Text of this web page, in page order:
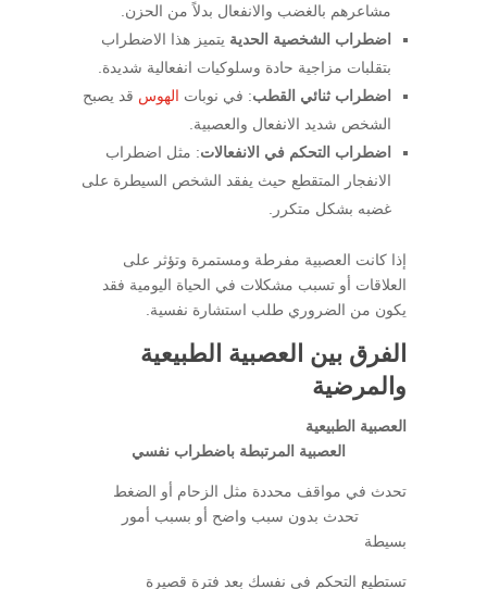
مشاعرهم بالغضب والانفعال بدلاً من الحزن.
اضطراب الشخصية الحدية يتميز هذا الاضطراب
بتقلبات مزاجية حادة وسلوكيات انفعالية شديدة.
اضطراب ثنائي القطب: في نوبات الهوس قد يصبح
الشخص شديد الانفعال والعصبية.
اضطراب التحكم في الانفعالات: مثل اضطراب
الانفجار المتقطع حيث يفقد الشخص السيطرة على
غضبه بشكل متكرر.
إذا كانت العصبية مفرطة ومستمرة وتؤثر على
العلاقات أو تسبب مشكلات في الحياة اليومية فقد
يكون من الضروري طلب استشارة نفسية.
الفرق بين العصبية الطبيعية
والمرضية
العصبية الطبيعية
العصبية المرتبطة باضطراب نفسي
تحدث في مواقف محددة مثل الزحام أو الضغط
تحدث بدون سبب واضح أو بسبب أمور
بسيطة
تستطيع التحكم في نفسك بعد فترة قصيرة